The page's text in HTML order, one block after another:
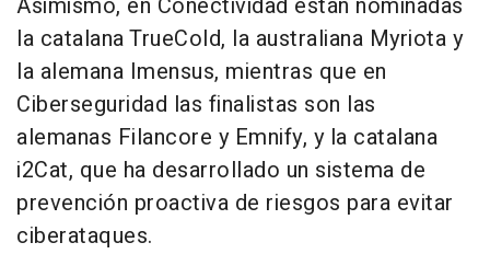
Asimismo, en Conectividad están nominadas
la catalana TrueCold, la australiana Myriota y
la alemana Imensus, mientras que en
Ciberseguridad las finalistas son las
alemanas Filancore y Emnify, y la catalana
i2Cat, que ha desarrollado un sistema de
prevención proactiva de riesgos para evitar
ciberataques.